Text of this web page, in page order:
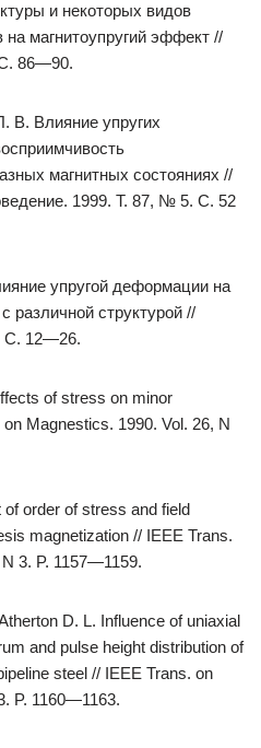
и некоторых видов
магнитоупругий эффект //
86—90.
В. Влияние упругих
магнитных состояниях //
1999. Т. 87, № 5. С. 52
упругой деформации на
различной структурой //
С. 12—26.
of stress on minor
Magnestics. 1990. Vol. 26, N
of order of stress and field
magnetization // IEEE Trans.
3. P. 1157—1159.
D. L. Influence of uniaxial
and pulse height distribution of
steel // IEEE Trans. on
P. 1160—1163.